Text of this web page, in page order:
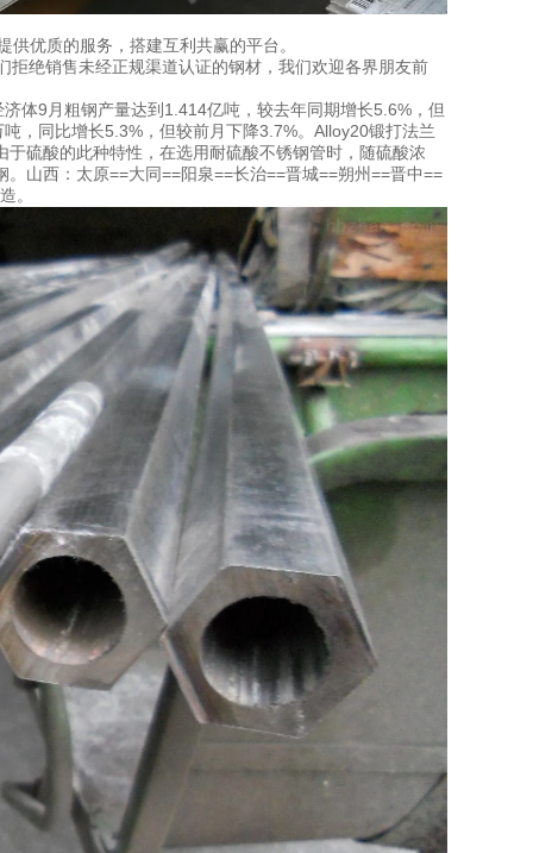
优质的服务，搭建互利共赢的平台。
绝销售未经正规渠道认证的钢材，我们欢迎各界朋友前
9月粗钢产量达到1.414亿吨，较去年同期增长5.6%，但
，同比增长5.3%，但较前月下降3.7%。Alloy20锻打法兰
硫酸的此种特性，在选用耐硫酸不锈钢管时，随硫酸浓
山西：太原==大同==阳泉==长治==晋城==朔州==晋中==
。